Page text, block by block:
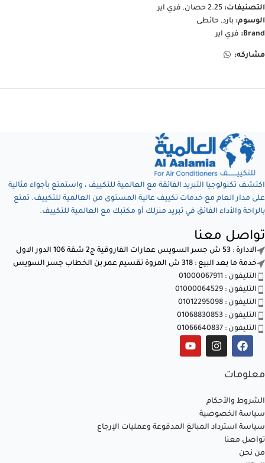
التصنيفات: 2.25 حصان , فري اير
الوسوم: بارد, حائطى
Brand:
فري اير
مشاركه:
اكتشف تكنولوجيا التبريد الفائقة مع العالمية للتكييف ، واستمتع بأجواء مثالية
على مدار العام مع خدمات تكييف عالية المستوى من العالمية للتكييف. تمتع
بالراحة والأداء الفائق في تبريد منزلك أو مكتبك مع العالمية للتكييف.
تواصل معنا
الادارة : 53 ش جسر السويس عمارات الفاروقية ج2 شقة 106 الدور الاول
خدمة ما بعد البيع : 318 ش المروة تقسيم عمر بن الخطاب جسر السويس
التليفون : 01000067911
التليفون : 01000064529
التليفون : 01012295098
التليفون : 01068830853
التليفون : 01066640837
معلومات
الشروط والأحكام
سياسة الخصوصية
سياسة استرداد المبالغ المدفوعة وعمليات الإرجاع
تواصل معنا
من نحن